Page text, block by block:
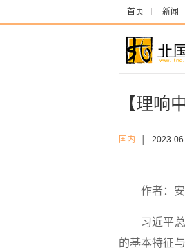
首页 新闻
【理响
国内 2023-
作者：
习近平总
的基本特征